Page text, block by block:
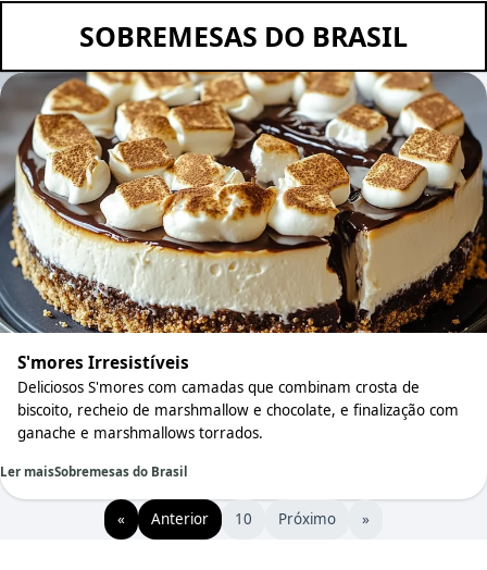
SOBREMESAS DO BRASIL
S'mores Irresistíveis
Deliciosos S'mores com camadas que combinam crosta de
biscoito, recheio de marshmallow e chocolate, e finalização com
ganache e marshmallows torrados.
Ler maisSobremesas do Brasil
« Anterior 10 Próximo »